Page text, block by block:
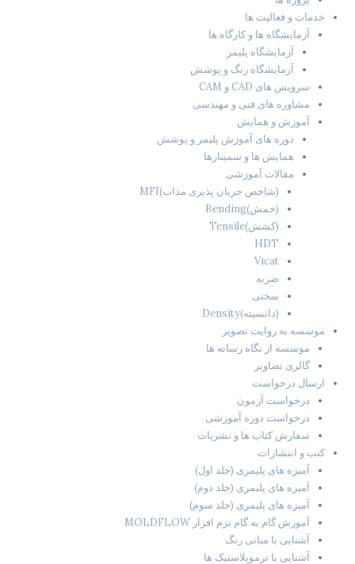
خدمات و فعالیت ها
آزمایشگاه ها و کارگاه ها
آزمایشگاه پلیمر
آزمایشگاه رنگ و پوشش
سرویس های CAD و CAM
مشاوره های فنی و مهندسی
آموزش و همایش
دوره های آموزش پلیمر و پوشش
همایش ها و سمینارها
مقالات آموزشی
(شاخص جریان پذیری مذاب)MFI
(خمش)Bending
(کشش)Tensile
HDT
Vicat
ضربه
سختی
(دانسیته)Density
موسسه به روایت تصویر
موسسه از نگاه رسانه ها
گالری تصاویر
ارسال درخواست
درخواست آزمون
درخواست دوره آموزشی
سفارش کتاب ها و نشریات
کتب و انتشارات
آمیزه های پلیمری (جلد اول)
آمیزه های پلیمری (جلد دوم)
آمیزه های پلیمری (جلد سوم)
آموزش گام به گام نرم افزار MOLDFLOW
آشنایی با مبانی رنگ
آشنایی با ترموپلاستیک ها